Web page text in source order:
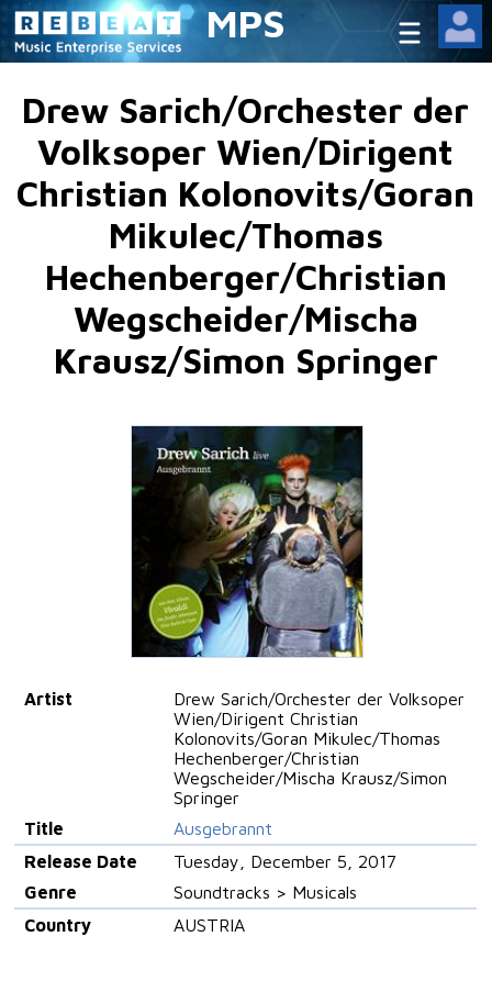
MPS
Drew Sarich/Orchester der
Volksoper Wien/Dirigent
Christian Kolonovits/Goran
Mikulec/Thomas
Hechenberger/Christian
Wegscheider/Mischa
Krausz/Simon Springer
Artist
Drew Sarich/Orchester der Volksoper
Wien/Dirigent Christian
Kolonovits/Goran Mikulec/Thomas
Hechenberger/Christian
Wegscheider/Mischa Krausz/Simon
Springer
Title
Ausgebrannt
Release Date
Tuesday, December 5, 2017
Genre
Soundtracks > Musicals
Country
AUSTRIA